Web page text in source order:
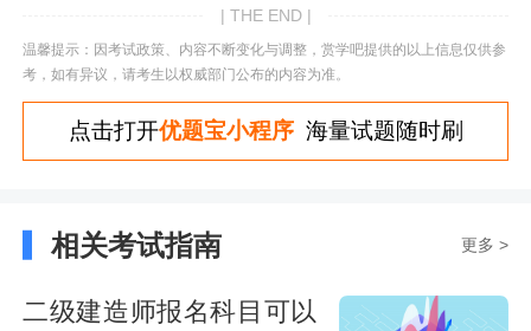
| THE END |
温馨提示：因考试政策、内容不断变化与调整，赏学吧提供的以上信息仅供参
考，如有异议，请考生以权威部门公布的内容为准。
点击打开优题宝小程序海量试题随时刷
相关考试指南 更多 >
二级建造师报名科目可以